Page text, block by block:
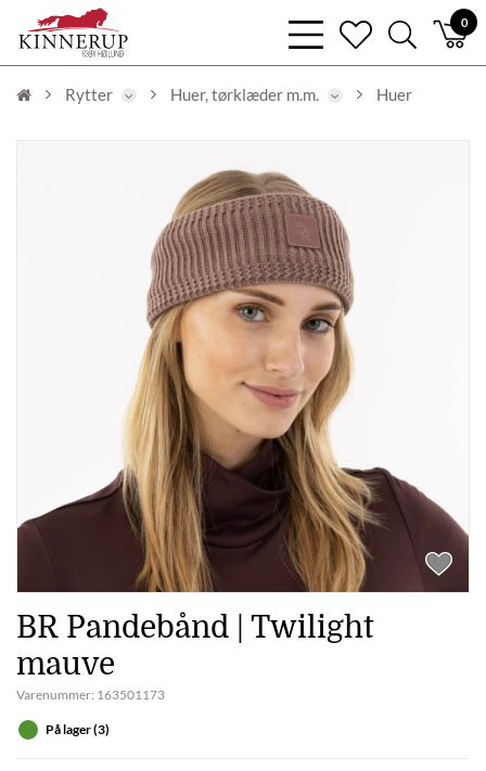
0
bars
light
heart
search
light
Rytter Huer, tørklæder m.m. Huer
BR Pandebånd | Twilight
mauve
Varenummer: 163501173
På lager (3)